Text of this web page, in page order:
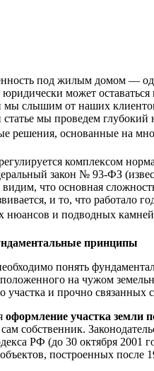
под жилым домом —
может оставаться
слышим от наших
мы проведем
решения, основанные на
комплексом
закон № 93-ФЗ
что основная
и то, что
нюансов и подводных
принципы
понять
на чужом
и прочно
оформление участка земли
сам собственник.
РФ (до 30 октября 2001
построенных